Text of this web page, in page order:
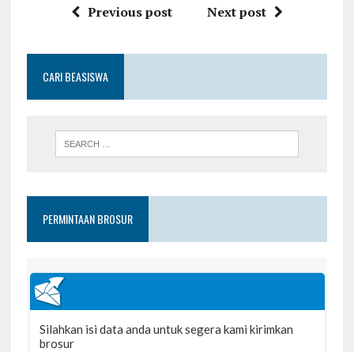
Previous post Next post
CARI BEASISWA
PERMINTAAN BROSUR